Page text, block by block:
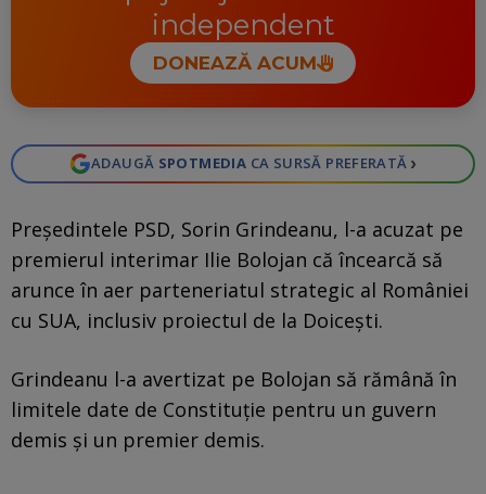
independent
DONEAZĂ ACUM
ADAUGĂ SPOTMEDIA CA SURSĂ PREFERATĂ ›
Preşedintele PSD, Sorin Grindeanu, l-a acuzat pe
premierul interimar Ilie Bolojan că încearcă să
arunce în aer parteneriatul strategic al României
cu SUA, inclusiv proiectul de la Doicești.
Grindeanu l-a avertizat pe Bolojan să rămână în
limitele date de Constituţie pentru un guvern
demis şi un premier demis.